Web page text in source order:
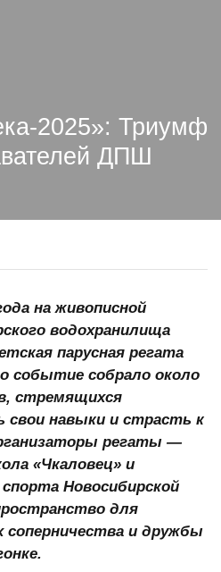
2025»: Триумф
ДПШ
на живописной
водохранилища
парусная регата
событие собрало около
стремящихся
свои навыки и страсть к
регаты —
«Чкаловец» и
Новосибирской
для
соперничества и дружбы